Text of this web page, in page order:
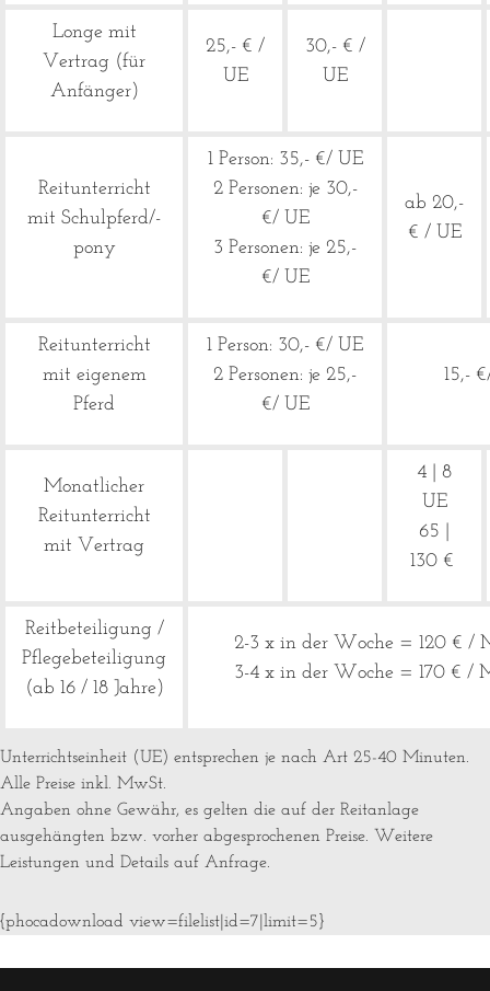
Longe mit
Vertrag (für
Anfänger)
25,- € /
UE
30,- € /
UE
Reitunterricht
mit Schulpferd/-
pony
1 Person: 35,- €/ UE
2 Personen: je 30,-
€/ UE
3 Personen: je 25,-
€/ UE
ab 20,-
€ / UE
Reitunterricht
mit eigenem
Pferd
1 Person: 30,- €/ UE
2 Personen: je 25,-
€/ UE
15,-
Monatlicher
Reitunterricht
mit Vertrag
4 | 8
UE
65 |
130 €
Reitbeteiligung /
Pflegebeteiligung
(ab 16 / 18 Jahre)
2-3 x in der Woche = 120 € /
3-4 x in der Woche = 170 € /
Unterrichtseinheit (UE) entsprechen je nach Art 25-40 Minuten.
Alle Preise inkl. MwSt.
Angaben ohne Gewähr, es gelten die auf der Reitanlage
ausgehängten bzw. vorher abgesprochenen Preise. Weitere
Leistungen und Details auf Anfrage.
{phocadownload view=filelist|id=7|limit=5}